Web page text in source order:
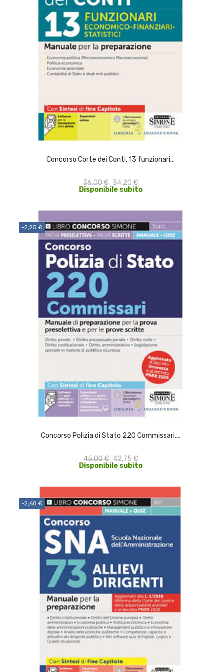
Concorso Corte dei Conti. 13 funzionari...
36,00 € 34,20 €
Disponibile subito
ACQUISTA
-2,25 €
Concorso Polizia di Stato 220 Commissari....
45,00 € 42,75 €
Disponibile subito
-2,60 €